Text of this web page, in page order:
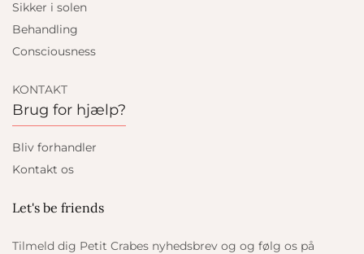
Sikker i solen
Behandling
Consciousness
KONTAKT
Brug for hjælp?
Bliv forhandler
Kontakt os
Let's be friends
Tilmeld dig Petit Crabes nyhedsbrev og og følg os på